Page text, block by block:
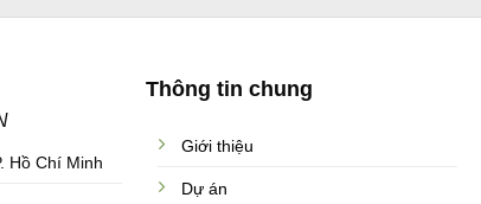
Hồ Chí Minh
Thông tin chung
Giới thiệu
Dự án